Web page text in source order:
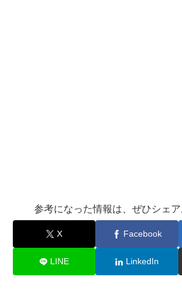
参考になった情報は、ぜひシェ
X Facebook
LINE LinkedIn